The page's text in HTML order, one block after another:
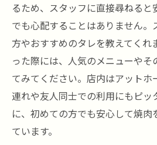
るため、スタッフに直接尋ねると
でも心配することはありません。
方やおすすめのタレを教えてくれ
った際には、人気のメニューやそ
てみてください。店内はアットホ
連れや友人同士での利用にもピッ
に、初めての方でも安心して焼肉
ています。